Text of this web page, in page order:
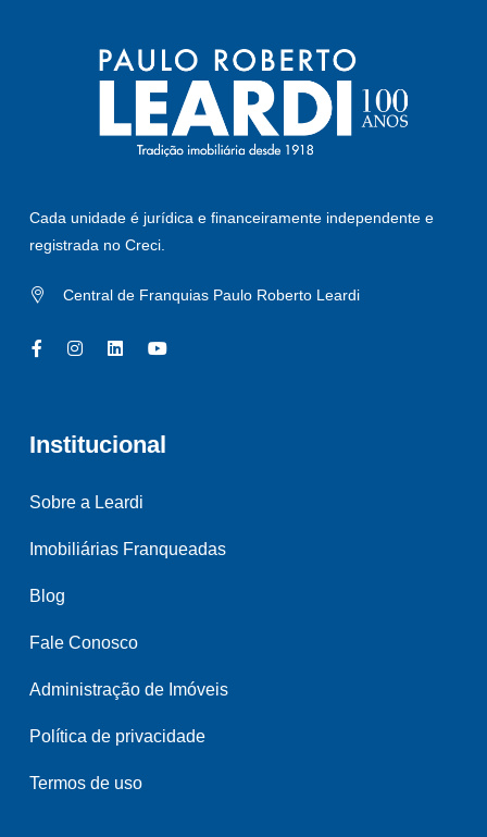
Cada unidade é jurídica e financeiramente independente e
registrada no Creci.
Central de Franquias Paulo Roberto Leardi
Institucional
Sobre a Leardi
Imobiliárias Franqueadas
Blog
Fale Conosco
Administração de Imóveis
Política de privacidade
Termos de uso